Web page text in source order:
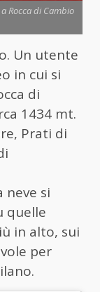
Rocca di Cambio
Un utente
in cui si
di
1434 mt.
Prati di
neve si
quelle
in alto, sui
per